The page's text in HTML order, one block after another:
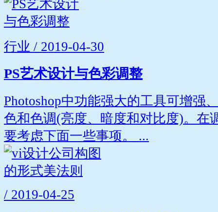
行业 / 2019-04-30
PS艺术设计与色彩调整
Photoshop中功能强大的工具可增强
色和色调(亮度、暗度和对比度)。在
要考虑下面一些事项。 ...
/ 2019-04-25